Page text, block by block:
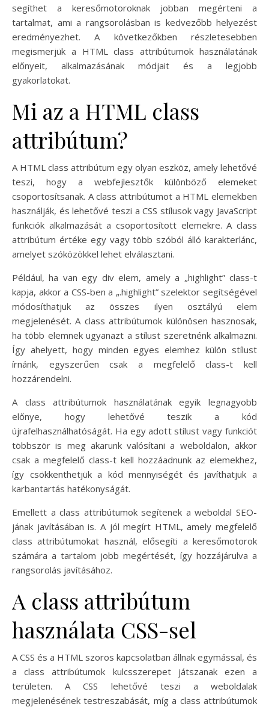
segíthet a keresőmotoroknak jobban megérteni a
tartalmat, ami a rangsorolásban is kedvezőbb helyezést
eredményezhet. A következőkben részletesebben
megismerjük a HTML class attribútumok használatának
előnyeit, alkalmazásának módjait és a legjobb
gyakorlatokat.
Mi az a HTML class
attribútum?
A HTML class attribútum egy olyan eszköz, amely lehetővé
teszi, hogy a webfejlesztők különböző elemeket
csoportosítsanak. A class attribútumot a HTML elemekben
használják, és lehetővé teszi a CSS stílusok vagy JavaScript
funkciók alkalmazását a csoportosított elemekre. A class
attribútum értéke egy vagy több szóból álló karakterlánc,
amelyet szóközökkel lehet elválasztani.
Például, ha van egy div elem, amely a „highlight” class-t
kapja, akkor a CSS-ben a „.highlight” szelektor segítségével
módosíthatjuk az összes ilyen osztályú elem
megjelenését. A class attribútumok különösen hasznosak,
ha több elemnek ugyanazt a stílust szeretnénk alkalmazni.
Így ahelyett, hogy minden egyes elemhez külön stílust
írnánk, egyszerűen csak a megfelelő class-t kell
hozzárendelni.
A class attribútumok használatának egyik legnagyobb
előnye, hogy lehetővé teszik a kód
újrafelhasználhatóságát. Ha egy adott stílust vagy funkciót
többször is meg akarunk valósítani a weboldalon, akkor
csak a megfelelő class-t kell hozzáadnunk az elemekhez,
így csökkenthetjük a kód mennyiségét és javíthatjuk a
karbantartás hatékonyságát.
Emellett a class attribútumok segítenek a weboldal SEO-
jának javításában is. A jól megírt HTML, amely megfelelő
class attribútumokat használ, elősegíti a keresőmotorok
számára a tartalom jobb megértését, így hozzájárulva a
rangsorolás javításához.
A class attribútum
használata CSS-sel
A CSS és a HTML szoros kapcsolatban állnak egymással, és
a class attribútumok kulcsszerepet játszanak ezen a
területen. A CSS lehetővé teszi a weboldalak
megjelenésének testreszabását, míg a class attribútumok